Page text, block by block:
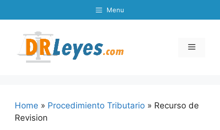
to
Menu
Menu
Home » Procedimiento Tributario » Recurso de
Revision